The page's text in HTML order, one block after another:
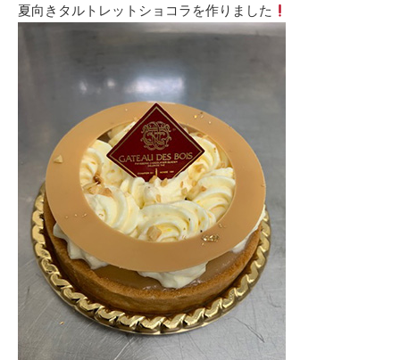
夏向きタルトレットショコラを作りました